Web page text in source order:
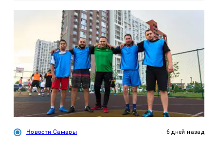
Новости Самары 6 дней назад